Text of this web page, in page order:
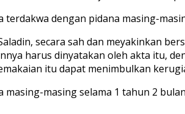
terdakwa dengan pidana masing-
secara sah dan meyakinkan
harus dinyatakan oleh akta itu,
itu dapat menimbulkan
masing selama 1 tahun 2